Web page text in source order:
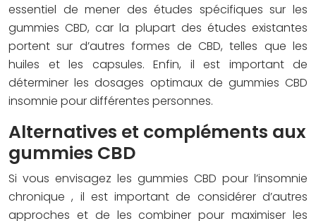
essentiel de mener des études spécifiques sur les
gummies CBD, car la plupart des études existantes
portent sur d’autres formes de CBD, telles que les
huiles et les capsules. Enfin, il est important de
déterminer les dosages optimaux de gummies CBD
insomnie pour différentes personnes.
Alternatives et compléments aux
gummies CBD
Si vous envisagez les gummies CBD pour l’insomnie
chronique, il est important de considérer d’autres
approches et de les combiner pour maximiser les